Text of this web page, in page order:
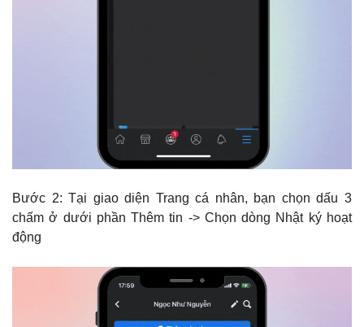
Bước 2: Tại giao diện Trang cá nhân, bạn chọn dấu 3
chấm ở dưới phần Thêm tin -> Chọn dòng Nhật ký hoạt
động